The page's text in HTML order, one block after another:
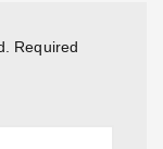
Required